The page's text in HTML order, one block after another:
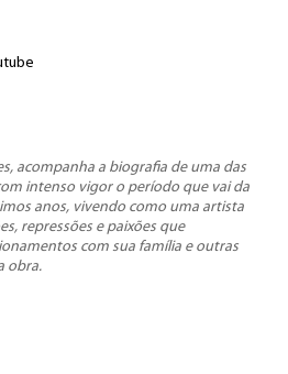
acompanha a biografia de uma das
intenso vigor o período que vai da
anos, vivendo como uma artista
repressões e paixões que
com sua família e outras
obra.